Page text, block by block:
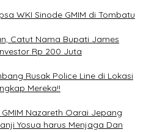
WKI Sinode GMIM di Tombatu
Catut Nama Bupati James
Rp 200 Juta
Rusak Police Line di Lokasi
Mereka!!
Nazareth Oarai Jepang
Yosua harus Menjaga Dan